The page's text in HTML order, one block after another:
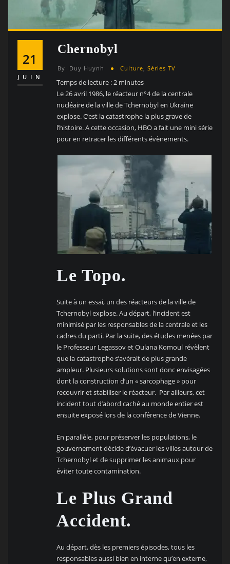
21
JUIN
Chernobyl
By Duy Huynh Culture Séries TV
Temps de lecture :2 minutes
Le 26 avril 1986, le réacteur n°4 de la centrale
nucléaire de la ville de Tchernobyl en Ukraine
explose. C’est la catastrophe la plus grave de
l’histoire. A cette occasion, HBO a fait une mini série
pour en retracer les différents évènements.
Le Topo.
Suite à un essai, un des réacteurs de la ville de
Tchernobyl explose. Au départ, l’incident est
minimisé par les responsables de la centrale et les
cadres du parti. Par la suite, des études menées par
le Professeur Legassov et Oulana Komoul révèlent
que la catastrophe s’avérait de plus grande
ampleur. Plusieurs solutions sont donc envisagées
dont la construction d’un « sarcophage » pour
recouvrir et stabiliser le réacteur. Par ailleurs, cet
incident tout d’abord caché au monde entier est
ensuite exposé lors de la conférence de Vienne.
En parallèle, pour préserver les populations, le
gouvernement décide d’évacuer les villes autour de
Tchernobyl et de supprimer les animaux pour
éviter toute contamination.
Le Plus Grand
Accident.
Au départ, dès les premiers épisodes, tous les
responsables aussi bien en interne qu’en externe,